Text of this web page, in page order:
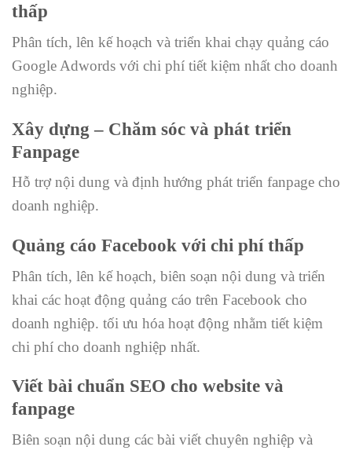
thấp
Phân tích, lên kế hoạch và triển khai chạy quảng cáo
Google Adwords với chi phí tiết kiệm nhất cho doanh
nghiệp.
Xây dựng – Chăm sóc và phát triển
Fanpage
Hỗ trợ nội dung và định hướng phát triển fanpage cho
doanh nghiệp.
Quảng cáo Facebook với chi phí thấp
Phân tích, lên kế hoạch, biên soạn nội dung và triển
khai các hoạt động quảng cáo trên Facebook cho
doanh nghiệp. tối ưu hóa hoạt động nhằm tiết kiệm
chi phí cho doanh nghiệp nhất.
Viết bài chuẩn SEO cho website và
fanpage
Biên soạn nội dung các bài viết chuyên nghiệp và